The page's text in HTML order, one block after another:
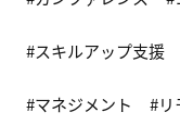
スキルアップ支援
マネジメント